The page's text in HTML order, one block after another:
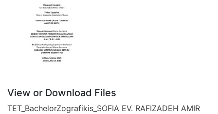
View or Download Files
TET_BachelorZografikis_SOFIA EV. RAFIZADEH AMIR